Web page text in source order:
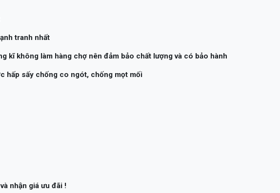
tranh nhất
kĩ không làm hàng chợ nên đảm bảo chất lượng và có bảo hành
hấp sấy chống co ngót, chống mọt mối
nhận giá ưu đãi !